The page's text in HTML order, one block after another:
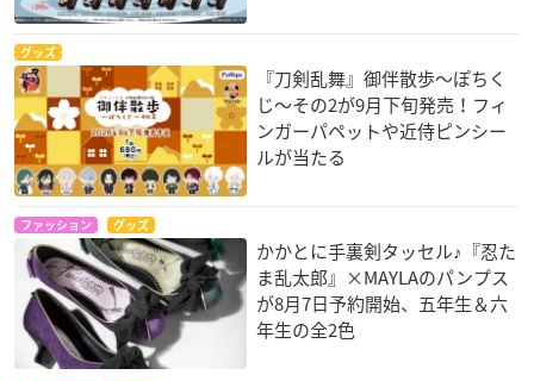
グッズ
『刀剣乱舞』御伴散歩～ぽちく
じ～その2が9月下旬発売！フィ
ンガーパペットや近侍ピンシー
ルが当たる
ファッション グッズ
かかとに手裏剣タッセル♪『忍た
ま乱太郎』×MAYLAのパンプス
が8月7日予約開始、五年生＆六
年生の全2色